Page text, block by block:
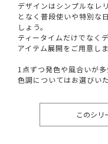
デザインはシンプルなレ
となく普段使いや特別な
しょう。
ティータイムだけでなく
アイテム展開をご用意しま
1点ずつ発色や風合いが多
色調についてはお選びい
このシリ